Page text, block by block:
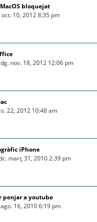
bloquejat
oct. 10, 2012 8:35 pm
nov. 18, 2012 12:06 pm
22, 2012 10:48 am
iPhone
març 31, 2010 2:39 pm
penjar a youtube
16, 2010 6:19 pm